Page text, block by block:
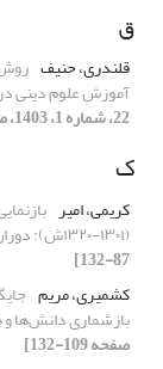
ق
قلندری، حنیف
آموزش علوم دینی
22، شماره 1، 1403، صفحه 47-67]
ک
کریمی، امیر
(۱۳۰۱-۱۳۲۰ش): دوران ‍پایه‌گذاری تا تکامل
87-132]
کشمیری، مریم
بازشماری دانش‌ها
صفحه 109-132]